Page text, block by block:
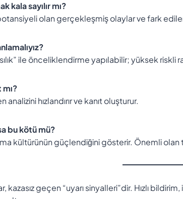
kala sayılır mı?
olan gerçekleşmiş olaylar ve fark
ile önceliklendirme yapılabilir; yüksek riskli
hızlandırır ve kanıt oluşturur.
bu kötü mü?
kültürünün güçlendiğini gösterir. Önemli olan
kazasız geçen “uyarı sinyalleri”dir. Hızlı